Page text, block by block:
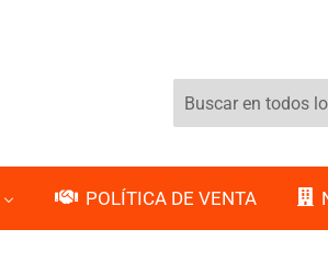
POLÍTICA DE VENTA